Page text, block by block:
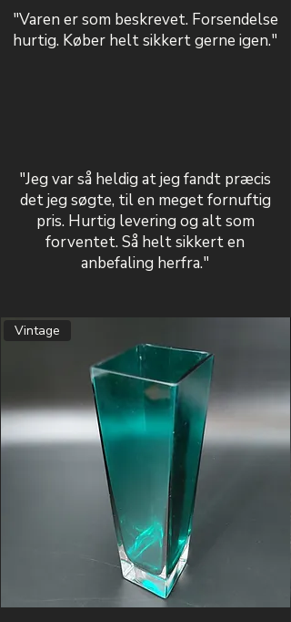
"Varen er som beskrevet. Forsendelse
hurtig. Køber helt sikkert gerne igen."
"Jeg var så heldig at jeg fandt præcis
det jeg søgte, til en meget fornuftig
pris. Hurtig levering og alt som
forventet. Så helt sikkert en
anbefaling herfra."
Vintage